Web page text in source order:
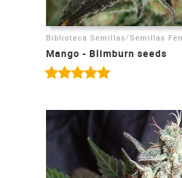
Biblioteca Semillas/Semillas
Mango - Blimburn seeds